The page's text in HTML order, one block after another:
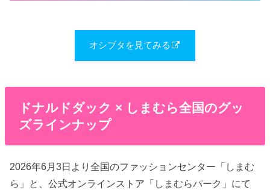
オシブタを見てみる
ドナルドダック × しまむら全国のグッ
ズラインナップ
2026年6月3日より全国のファッションセンター「しまむ
ら」と、公式オンラインストア「しまむらパーク」にて